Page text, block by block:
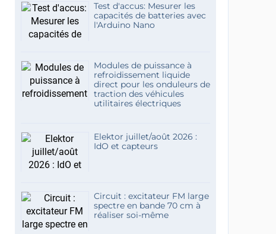
Test d'accus: Mesurer les
capacités de batteries avec
l'Arduino Nano
Modules de puissance à
refroidissement liquide
direct pour les onduleurs de
traction des véhicules
utilitaires électriques
Elektor juillet/août 2026 :
IdO et capteurs
Circuit : excitateur FM large
spectre en bande 70 cm à
réaliser soi-même